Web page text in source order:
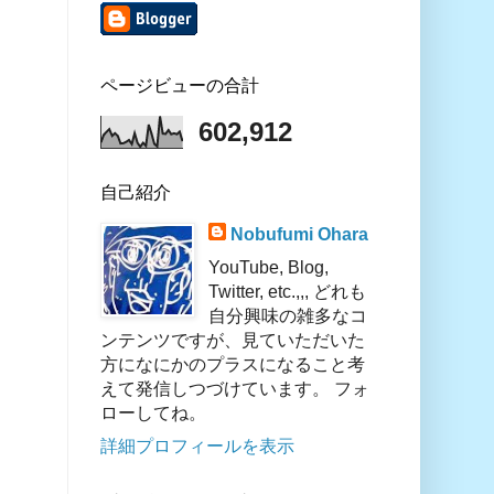
ページビューの合計
602,912
自己紹介
Nobufumi Ohara
YouTube, Blog,
Twitter, etc.,,, どれも
自分興味の雑多なコ
ンテンツですが、見ていただいた
方になにかのプラスになること考
えて発信しつづけています。 フォ
ローしてね。
詳細プロフィールを表示